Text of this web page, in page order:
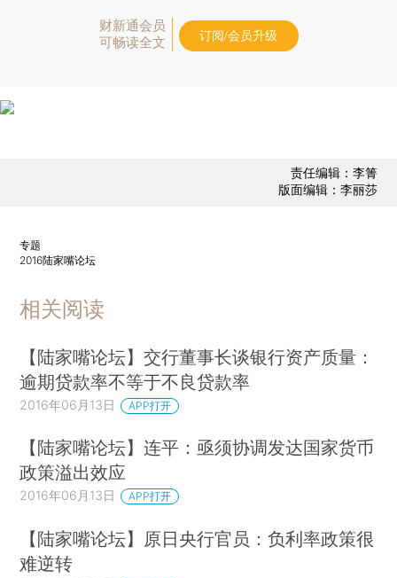
财新通会员
可畅读全文
订阅/会员升级
责任编辑：李箐
版面编辑：李丽莎
专题
2016陆家嘴论坛
相关阅读
【陆家嘴论坛】交行董事长谈银行资产质量：
逾期贷款率不等于不良贷款率
2016年06月13日 APP打开
【陆家嘴论坛】连平：亟须协调发达国家货币
政策溢出效应
2016年06月13日 APP打开
【陆家嘴论坛】原日央行官员：负利率政策很
难逆转